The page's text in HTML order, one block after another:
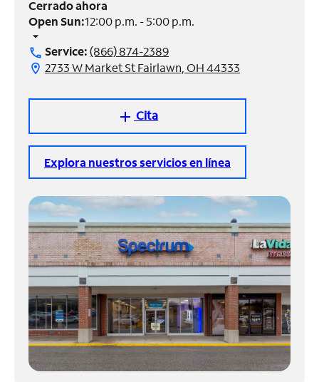
Administrar
cuenta
Encuentra
Cerrado ahora
Open Sun:12:00 p.m. - 5:00 p.m.
arrow_drop_down
call Service:(866) 874-2389
location_on 2733 W Market St Fairlawn, OH 44333
add Cita
Explora nuestros servicios en línea